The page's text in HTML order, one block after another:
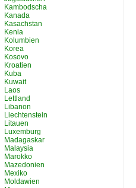
Kambodscha
Kanada
Kasachstan
Kenia
Kolumbien
Korea
Kosovo
Kroatien
Kuba
Kuwait
Laos
Lettland
Libanon
Liechtenstein
Litauen
Luxemburg
Madagaskar
Malaysia
Marokko
Mazedonien
Mexiko
Moldawien